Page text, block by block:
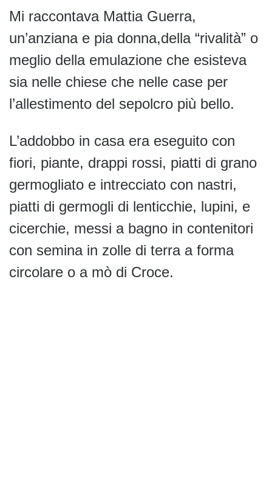
Mi raccontava Mattia Guerra,
un’anziana e pia donna,della “rivalità” o
meglio della emulazione che esisteva
sia nelle chiese che nelle case per
l’allestimento del sepolcro più bello.
L’addobbo in casa era eseguito con
fiori, piante, drappi rossi, piatti di grano
germogliato e intrecciato con nastri,
piatti di germogli di lenticchie, lupini, e
cicerchie, messi a bagno in contenitori
con semina in zolle di terra a forma
circolare o a mò di Croce.